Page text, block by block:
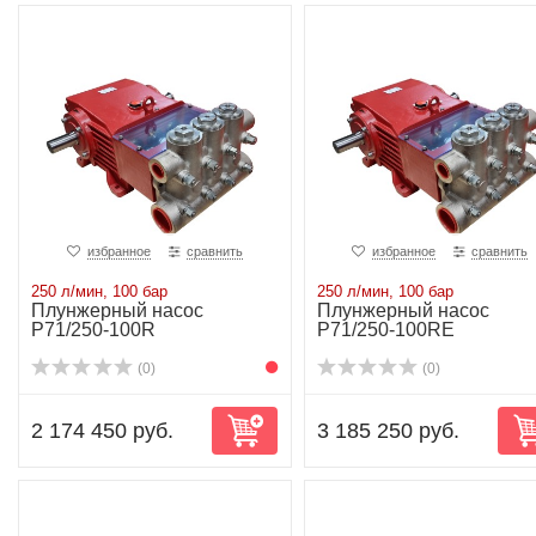
избранное сравнить
250 л/мин, 100 бар
Плунжерный насос
P71/250-100R
(0)
2 174 450 руб.
избранное сравнить
250 л/мин, 100 бар
Плунжерный насос
P71/250-100RE
(0)
3 185 250 руб.